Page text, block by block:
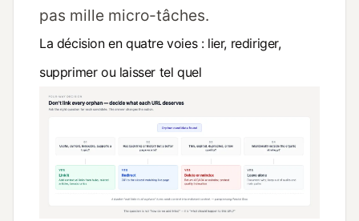
pas mille micro-tâches.
La décision en quatre voies : lier, rediriger,
supprimer ou laisser tel quel